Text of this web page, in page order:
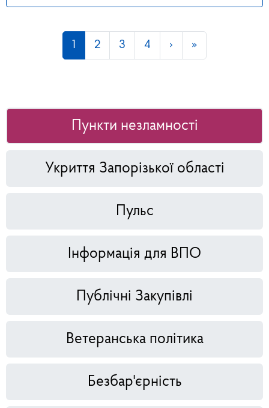
1 2 3 4 › »
Пункти незламності
Укриття Запорізької області
Пульс
Інформація для ВПО
Публічні Закупівлі
Ветеранська політика
Безбар'єрність